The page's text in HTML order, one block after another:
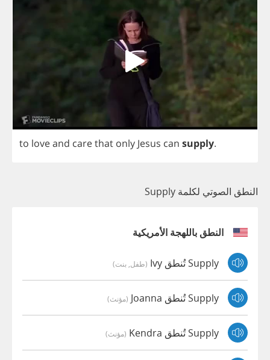
to loveand carethat only Jesus can supply.
النطق الصوتي لكلمة Supply
النطق باللهجة الأمريكية
Supply تُنطق Ivy (طفل, بنت)
Supply تُنطق Joanna (مؤنث)
Supply تُنطق Kendra (مؤنث)